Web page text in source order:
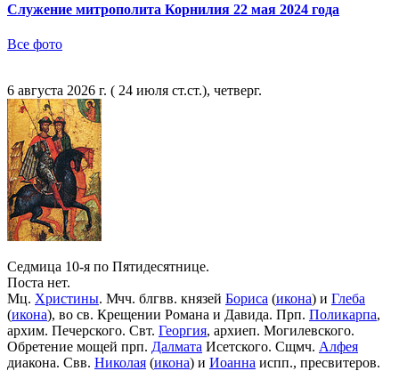
Служение митрополита Корнилия 22 мая 2024 года
Все фото
6 августа 2026 г. ( 24 июля ст.ст.), четверг.
Седмица 10-я по Пятидесятнице.
Поста нет.
Мц. Христины. Мчч. блгвв. князей Бориса (икона) и Глеба
(икона), во св. Крещении Романа и Давида. Прп. Поликарпа,
архим. Печерского. Свт. Георгия, архиеп. Могилевского.
Обретение мощей прп. Далмата Исетского. Сщмч. Алфея
диакона. Свв. Николая (икона) и Иоанна испп., пресвитеров.